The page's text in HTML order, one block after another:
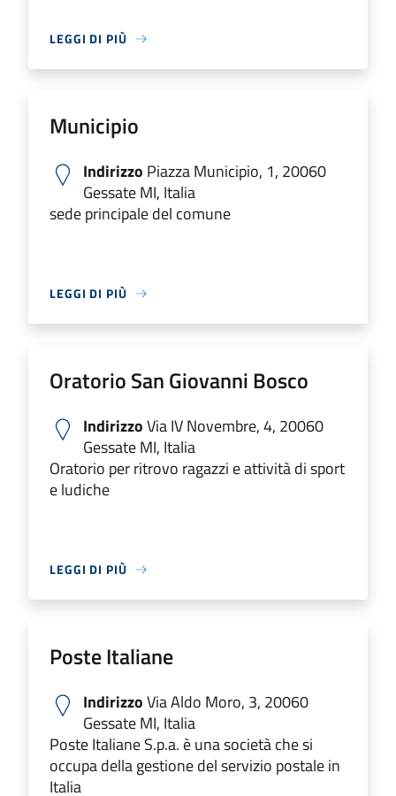
LEGGI DI PIÙ
Municipio
Indirizzo Piazza Municipio, 1, 20060
Gessate MI, Italia
sede principale del comune
LEGGI DI PIÙ
Oratorio San Giovanni Bosco
IndirizzoVia IV Novembre, 4, 20060
Gessate MI, Italia
Oratorio per ritrovo ragazzi e attività di sport
e ludiche
LEGGI DI PIÙ
Poste Italiane
IndirizzoVia Aldo Moro, 3, 20060
Gessate MI, Italia
Poste Italiane S.p.a. è una società che si
occupa della gestione del servizio postale in
Italia